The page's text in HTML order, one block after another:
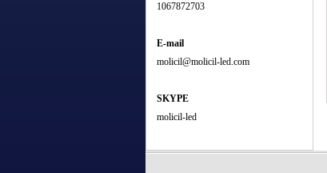
1067872703
E-mail
molicil@molicil-led.com
SKYPE
molicil-led